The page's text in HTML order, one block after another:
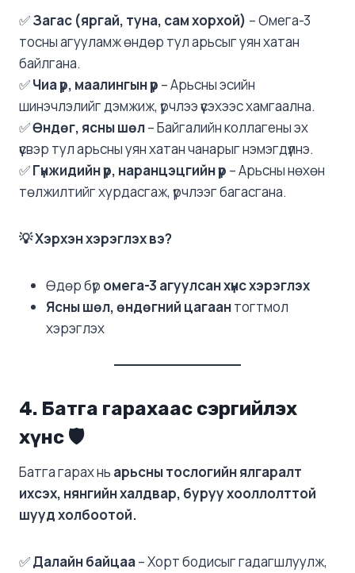
✅Загас (яргай, туна, сам хорхой) – Омега-3
тосны агууламж өндөр тул арьсыг уян хатан
байлгана.
✅Чиа үр, маалингын үр – Арьсны эсийн
шинэчлэлийг дэмжиж, үрчлээ үүсэхээс хамгаална.
✅Өндөг, ясны шөл– Байгалийн коллагены эх
үүсвэр тул арьсны уян хатан чанарыг нэмэгдүүлнэ.
✅Гүнжидийн үр, наранцэцгийн үр – Арьсны нөхөн
төлжилтийг хурдасгаж, үрчлээг багасгана.
💡 Хэрхэн хэрэглэх вэ?
Өдөр бүр омега-3 агуулсан хүнс хэрэглэх
Ясны шөл, өндөгний цагаантогтмол
хэрэглэх
4. Батга гарахаас сэргийлэх
хүнс 🛡
Батга гарах нь арьсны тослогийн ялгаралт
ихсэх, нянгийн халдвар, буруу хооллолттой
шууд холбоотой.
✅Далайн байцаа– Хорт бодисыг гадагшлуулж,